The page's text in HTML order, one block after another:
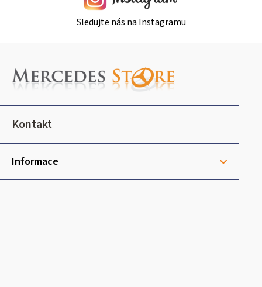
Sledujte nás na Instagramu
a
í
Kontakt
Informace